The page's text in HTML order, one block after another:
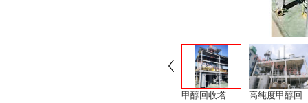
甲醇回收塔
高纯度甲醇回